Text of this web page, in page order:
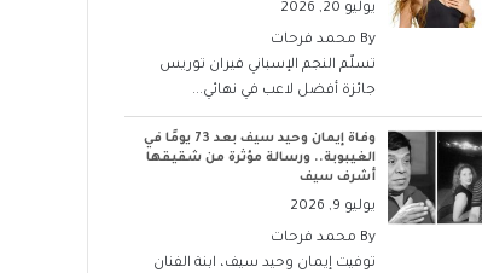
يوليو 20, 2026
By محمد فرحات
تسلّم النجم الإسباني فيران توريس
جائزة أفضل لاعب في نهائي...
وفاة إيمان وحيد سيف بعد 73 يومًا في
الغيبوبة.. ورسالة مؤثرة من شقيقها
أشرف سيف
يوليو 9, 2026
By محمد فرحات
توفيت إيمان وحيد سيف، ابنة الفنان